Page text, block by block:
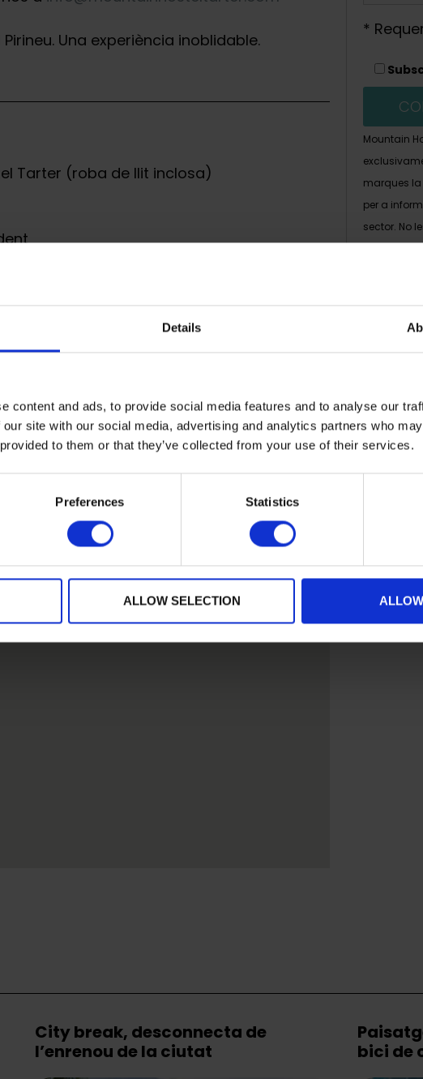
Details
content and ads, to provide social media features and to analyse our
site with our social media, advertising and analytics partners who
to them or that they’ve collected from your use of their services.
Preferences Statistics
ALLOW SELECTION
Una experiència inoblidable.
Tarter (roba de llit inclosa)
Hostel Tarter
climatitzada i sauna
*
Mountain
marques
per a
sector. No
aquest
teus drets
City break, desconnecta de
l’enrenou de la ciutat
bici de